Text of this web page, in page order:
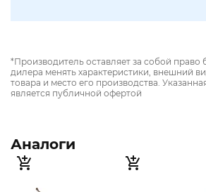
*Производитель оставляет за собой право
дилера менять характеристики, внешний
товара и место его производства.
является публичной офертой
Аналоги